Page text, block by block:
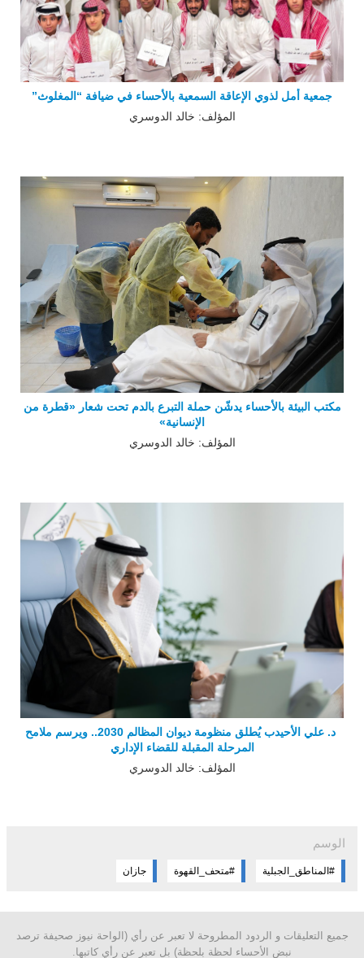
جمعية أمل لذوي الإعاقة السمعية بالأحساء في ضيافة “المغلوث”
المؤلف: خالد الدوسري
مكتب البيئة بالأحساء يدشّن حملة التبرع بالدم تحت شعار «قطرة من
الإنسانية»
المؤلف: خالد الدوسري
د. علي الأحيدب يُطلق منظومة ديوان المظالم 2030.. ويرسم ملامح
المرحلة المقبلة للقضاء الإداري
المؤلف: خالد الدوسري
الوسم
#المناطق_الجبلية #متحف_القهوة جازان
جميع التعليقات و الردود المطروحة لا تعبر عن رأي (الواحة نيوز صحيفة ترصد
نبض الأحساء لحظة بلحظة) بل تعبر عن رأي كاتبها.